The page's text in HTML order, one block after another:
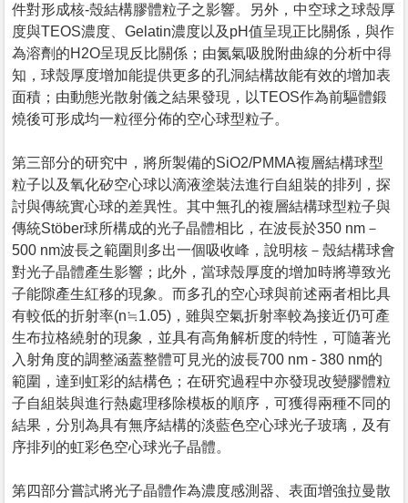
件對形成核-殼結構膠體粒子之影響。另外，中空球之球殼厚
度與TEOS濃度、Gelatin濃度以及pH值呈現正比關係，與作
為溶劑的H2O呈現反比關係；由氮氣吸脫附曲線的分析中得
知，球殼厚度增加能提供更多的孔洞結構故能有效的增加表
面積；由動態光散射儀之結果發現，以TEOS作為前驅體鍛
燒後可形成均一粒徑分佈的空心球型粒子。
第三部分的研究中，將所製備的SiO2/PMMA複層結構球型
粒子以及氧化矽空心球以滴液塗裝法進行自組裝的排列，探
討與傳統實心球的差異性。其中無孔的複層結構球型粒子與
傳統Stöber球所構成的光子晶體相比，在波長於350 nm－
500 nm波長之範圍則多出一個吸收峰，說明核－殼結構球會
對光子晶體產生影響；此外，當球殼厚度的增加時將導致光
子能隙產生紅移的現象。而多孔的空心球與前述兩者相比具
有較低的折射率(n≒1.05)，雖與空氣折射率較為接近仍可產
生布拉格繞射的現象，並具有高角解析度的特性，可隨著光
入射角度的調整涵蓋整體可見光的波長700 nm - 380 nm的
範圍，達到虹彩的結構色；在研究過程中亦發現改變膠體粒
子自組裝與進行熱處理移除模板的順序，可獲得兩種不同的
結果，分別為具有無序結構的淡藍色空心球光子玻璃，及有
序排列的虹彩色空心球光子晶體。
第四部分嘗試將光子晶體作為濃度感測器、表面增強拉曼散